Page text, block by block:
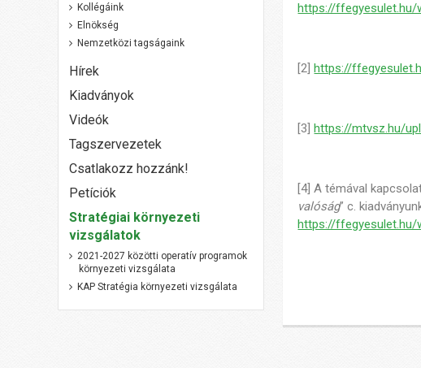
https://
[2]https://
[3]https://mtvsz.hu/
[4] A témával
valóság” c.
https://
Kollégáink
Elnökség
Nemzetközi tagságaink
Hírek
Kiadványok
Videók
Tagszervezetek
Csatlakozz hozzánk!
Petíciók
Stratégiai környezeti
vizsgálatok
2021-2027 közötti operatív programok
környezeti vizsgálata
KAP Stratégia környezeti vizsgálata